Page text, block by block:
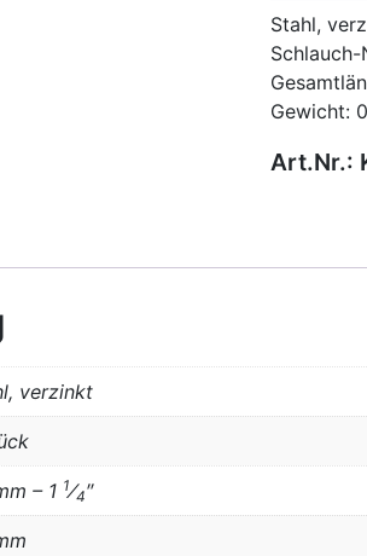
Stahl,
Schlauch-
Gewicht:
Art.Nr.:
verzinkt
– 1 1⁄4″